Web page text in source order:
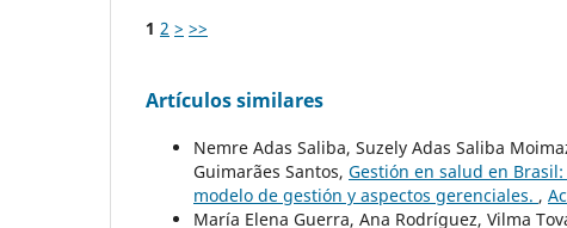
1 2 > >>
Artículos similares
Nemre Adas Saliba, Suzely Adas Saliba
Guimarães Santos, Gestión en salud en
modelo de gestión y aspectos gerenciales. ,
María Elena Guerra, Ana Rodríguez, Vilma